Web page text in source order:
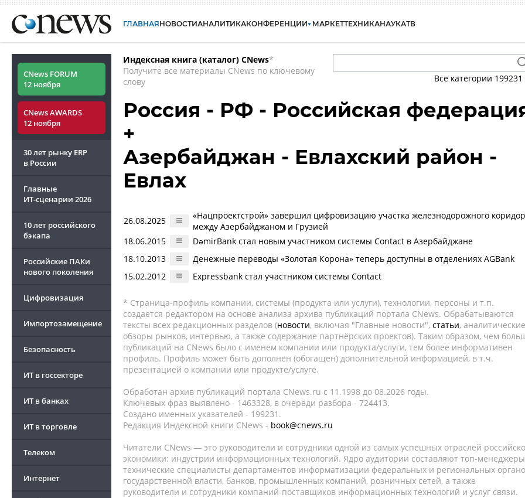
ГЛАВНАЯНОВОСТИАНАЛИТИКАКОНФЕРЕНЦИИ МАРКЕТТЕХНИКАНАУКАТВ
CNews FORUM
12 ноября
CNews AWARDS
12 ноября
30 лет рынку ERP
в России
Главные
ИТ-сценарии 2026
10 лет российского
бэкапа
Российские ПАКи
нового поколения
Цифровизация
Импортозамещение
Безопасность
ИТ в госсекторе
ИТ в банках
ИТ в торговле
Телеком
Интернет
Индексная книга (каталог) CNews*
Получите все материалы CNews по ключевому
слову
Все категории 199231
Россия - РФ - Российская
+
Азербайджан - Евлахский район -
Евлах
26.08.2025
«Нацпроектстрой» завершил цифровизацию участка железнодорожного
между Азербайджаном и Грузией
18.06.2015
DəmirBank стал новым участником системы Contact в Азербайджане
18.10.2013
Денежные переводы «Золотая Корона» теперь доступны в отделениях AGBank
15.02.2012
Expressbank стал участником системы Contact
* Страница-профиль компании, системы (продукта или услуги), технологии, персоны и т.п.
создается редактором на основе анализа архива публикаций портала CNews. Обрабатываются
тексты всех редакционных разделов (новости, включая "Главные новости", статьи, аналитические
обзоры рынков, интервью, а также содержание партнёрских проектов). Таким образом, чем
публикаций на CNews было с именем компании или продукта/услуги, тем более информативен
профиль. Профиль может быть дополнен (обогащен) дополнительной информацией, в т.ч.
презентацией о компании или продукте/услуге.
Обработан архив публикаций портала CNews.ru c 11.1998 до 08.2026 годы.
Ключевых фраз выявлено - 1463328, в очереди разбора - 724413.
Создано именных указателей - 199231.
Редакция Индексной книги CNews - book@cnews.ru
Читатели CNews — это руководители и сотрудники одной из самых успешных отраслей
экономики: индустрии информационных технологий. Ядро аудитории составляют топ-
технические специалисты департаментов информатизации федеральных и региональных
государственной власти, банков, промышленных компаний, розничных сетей, а также
руководители и сотрудники компаний-поставщиков информационных технологий и услуг связи.